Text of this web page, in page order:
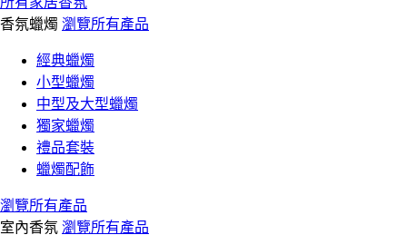
香氛蠟燭 瀏覽所有產品
經典蠟燭
小型蠟燭
中型及大型蠟燭
獨家蠟燭
禮品套裝
蠟燭配飾
瀏覽所有產品
室內香氛 瀏覽所有產品